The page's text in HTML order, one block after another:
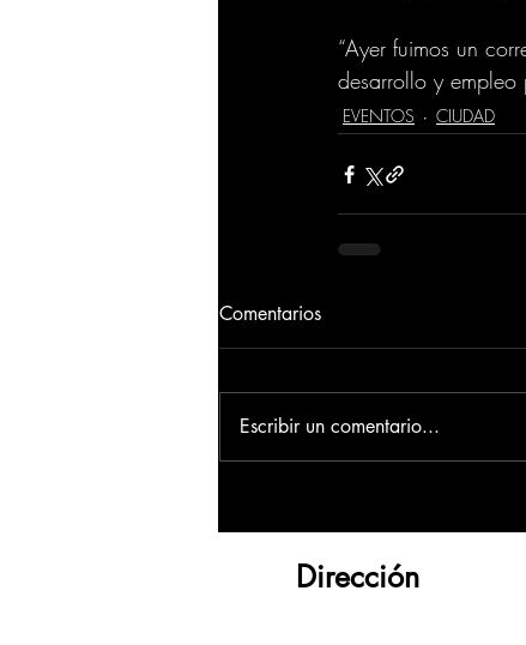
“Ayer fuimos un
desarrollo y
EVENTOS CIUDAD
Comentarios
Escribir un comentario...
Dirección